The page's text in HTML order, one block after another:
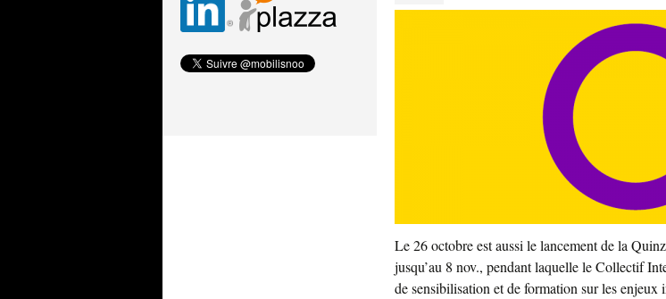
Le 26 octobre est aussi le lancement de la
jusqu’au 8 nov., pendant laquelle le Collectif
de sensibilisation et de formation sur les enjeux